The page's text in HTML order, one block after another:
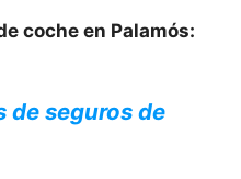
coche en Palamós:
de seguros de